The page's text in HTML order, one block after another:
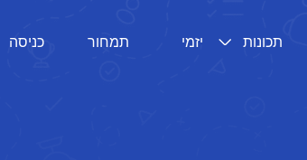
תכונות יזמי תמחור כניסה